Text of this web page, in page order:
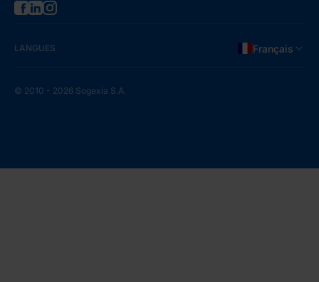
LANGUES Français
© 2010 - 2026 Sogexia S.A.